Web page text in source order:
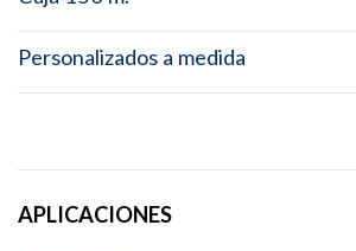
Personalizados a medida
APLICACIONES